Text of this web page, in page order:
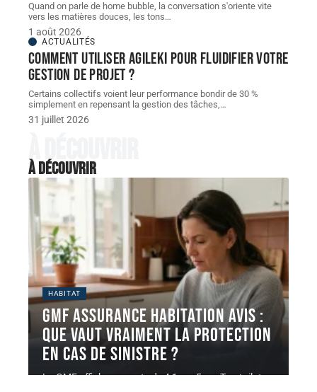
Quand on parle de home bubble, la conversation s'oriente vite
vers les matières douces, les tons…
1 août 2026
ACTUALITÉS
Comment utiliser Agileki pour fluidifier votre
gestion de projet ?
Certains collectifs voient leur performance bondir de 30 %
simplement en repensant la gestion des tâches,…
31 juillet 2026
À découvrir
À découvrir
HABITAT
GMF assurance habitation avis :
que vaut vraiment la protection
en cas de sinistre ?
La GMF affiche une note de 4,1 sur 5 sur Trustpilot